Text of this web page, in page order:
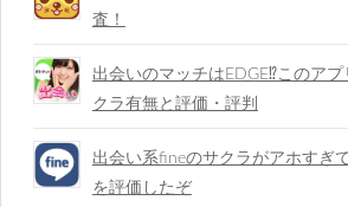
査！
出会いのマッチはEDGE⁉︎このア
クラ有無と評価・評判
出会い系fineのサクラがアホすぎ
を評価したぞ